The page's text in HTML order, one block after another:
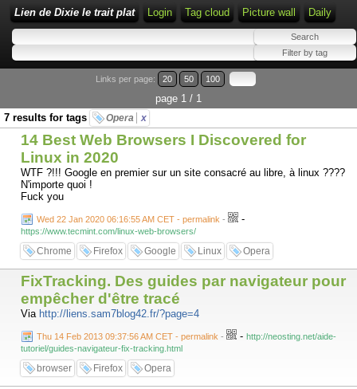
Lien de Dixie le trait plat Login Tag cloud Picture wall Daily
Links per page: 20 50 100
page 1 / 1
7 results for tags
Opera x
14 Best Web Browsers I Discovered for
Linux in 2020
WTF ?!!! Google en premier sur un site consacré au libre, à linux ????
N'importe quoi !
Fuck you
Wed 22 Jan 2020 06:16:55 AM CET - permalink - -
https://www.tecmint.com/linux-web-browsers/
Chrome Firefox Google Linux Opera
FixTracking. Des guides par navigateur pour
empêcher d'être tracé
Via http://liens.sam7blog42.fr/?page=4
Thu 14 Feb 2013 09:37:56 AM CET - permalink - - http://neosting.net/aide-
tutoriel/guides-navigateur-fix-tracking.html
browser Firefox Opera